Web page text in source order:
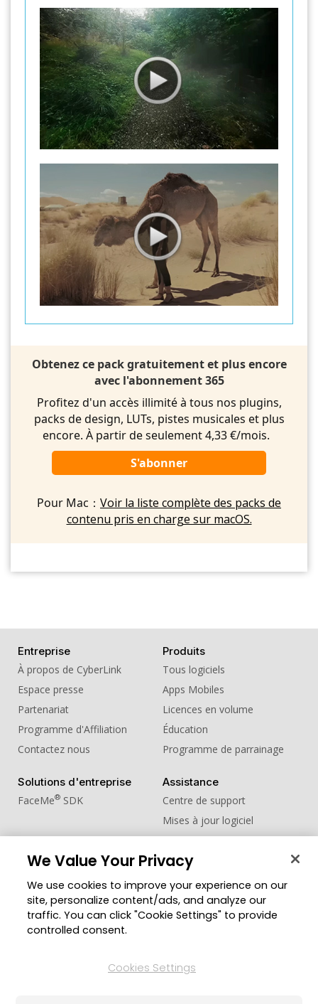
Obtenez ce pack gratuitement et plus encore
avec l'abonnement 365
Profitez d'un accès illimité à tous nos plugins,
packs de design, LUTs, pistes musicales et plus
encore. À partir de seulement 4,33 €/mois.
S'abonner
Pour Mac： Voir la liste complète des packs de
contenu pris en charge sur macOS.
Entreprise
À propos de CyberLink
Espace presse
Partenariat
Programme d'Affiliation
Contactez nous
Produits
Tous logiciels
Apps Mobiles
Licences en volume
Éducation
Programme de parrainage
Solutions d'entreprise
FaceMe® SDK
Assistance
Centre de support
Mises à jour logiciel
Centre d'apprentissage
Zone des Membres
Blog
Changer de région
We Value Your Privacy
We use cookies to improve your experience on our
site, personalize content/ads, and analyze our
traffic. You can click "Cookie Settings" to provide
controlled consent.
Cookies Settings